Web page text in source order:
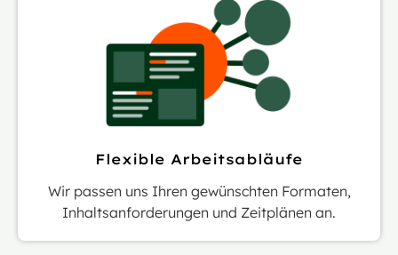
Flexible Arbeitsabläufe
Wir passen uns Ihren gewünschten Formaten,
Inhaltsanforderungen und Zeitplänen an.